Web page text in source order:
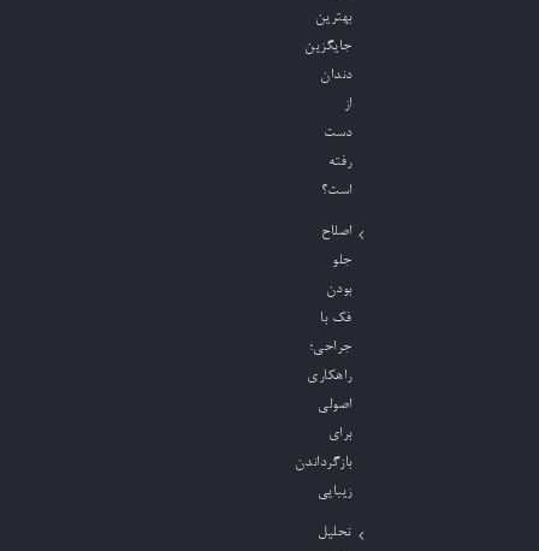
بهترین
جایگزین
دندان
از
دست
رفته
است؟
اصلاح
جلو
بودن
فک با
جراحی؛
راهکاری
اصولی
برای
بازگرداندن
زیبایی
تحلیل